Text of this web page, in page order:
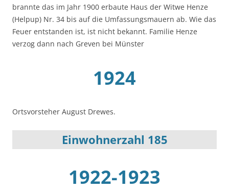
brannte das im Jahr 1900 erbaute Haus der Witwe Henze
(Helpup) Nr. 34 bis auf die Umfassungsmauern ab. Wie das
Feuer entstanden ist, ist nicht bekannt. Familie Henze
verzog dann nach Greven bei Münster
1924
Ortsvorsteher August Drewes.
Einwohnerzahl 185
1922-1923